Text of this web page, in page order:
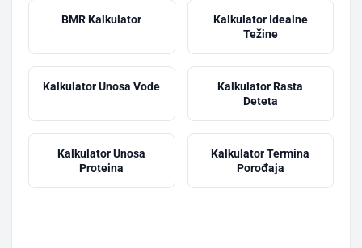
BMR Kalkulator
Kalkulator Idealne
Težine
Kalkulator Unosa Vode
Kalkulator Rasta
Deteta
Kalkulator Unosa
Proteina
Kalkulator Termina
Porođaja